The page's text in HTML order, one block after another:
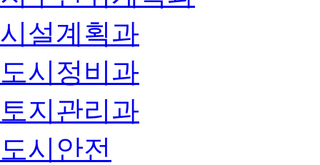
시설계획과
도시정비과
토지관리과
도시안전